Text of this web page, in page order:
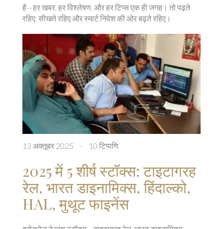
है—हर खबर, हर विश्लेषण, और हर टिप्स एक ही जगह। तो पढ़ते
रहिए, सीखते रहिए और स्मार्ट निवेश की ओर बढ़ते रहिए।
13 अक्तूबर 2025 · 10 टिप्पणि
2025 में 5 शीर्ष स्टॉक्स: टाइटागरह
रेल, भारत डाइनामिक्स, हिंदाल्को,
HAL, मुथूट फाइनेंस